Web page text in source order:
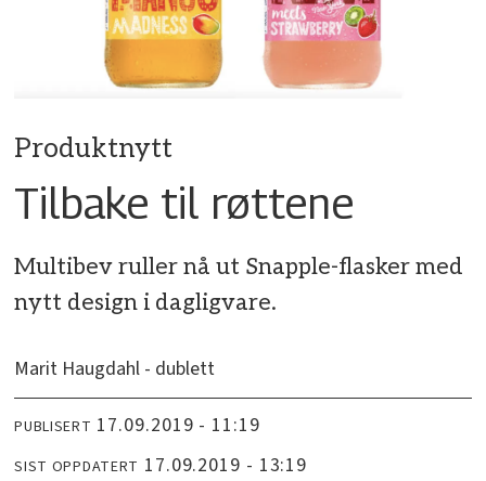
Produktnytt
Tilbake til røttene
Multibev ruller nå ut Snapple-flasker med
nytt design i dagligvare.
Marit Haugdahl - dublett
PUBLISERT 17.09.2019 - 11:19
SIST OPPDATERT 17.09.2019 - 13:19